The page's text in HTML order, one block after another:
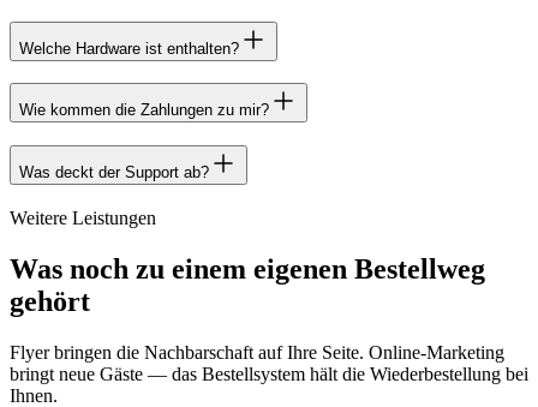
Welche Hardware ist enthalten?
Wie kommen die Zahlungen zu mir?
Was deckt der Support ab?
Weitere Leistungen
Was noch zu einem eigenen Bestellweg
gehört
Flyer bringen die Nachbarschaft auf Ihre Seite. Online-Marketing
bringt neue Gäste — das Bestellsystem hält die Wiederbestellung bei
Ihnen.